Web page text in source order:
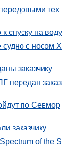
тех
спуску на воду
судно с носом X
заказчику
передан заказ
по Севмор
заказчику
of the S